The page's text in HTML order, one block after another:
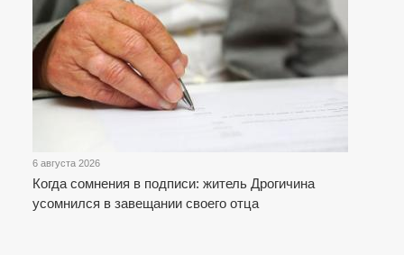
6 августа 2026
Когда сомнения в подписи: житель Дрогичина
усомнился в завещании своего отца